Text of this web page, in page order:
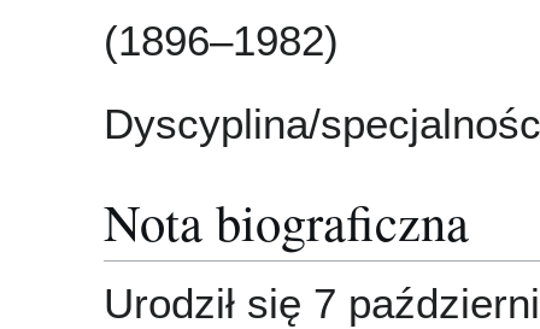
(1896–1982)
Dyscyplina/
Nota biograficzna
Urodził się 7